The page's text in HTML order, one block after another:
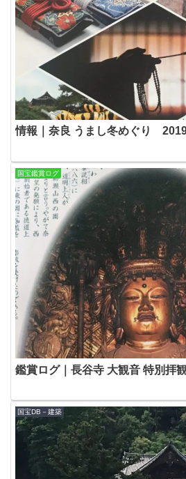
情報｜奈良 うまし冬めぐり
国宝鑑賞ログ
鑑賞ログ｜長谷寺 大観音 特別拝観
国宝DB－建築